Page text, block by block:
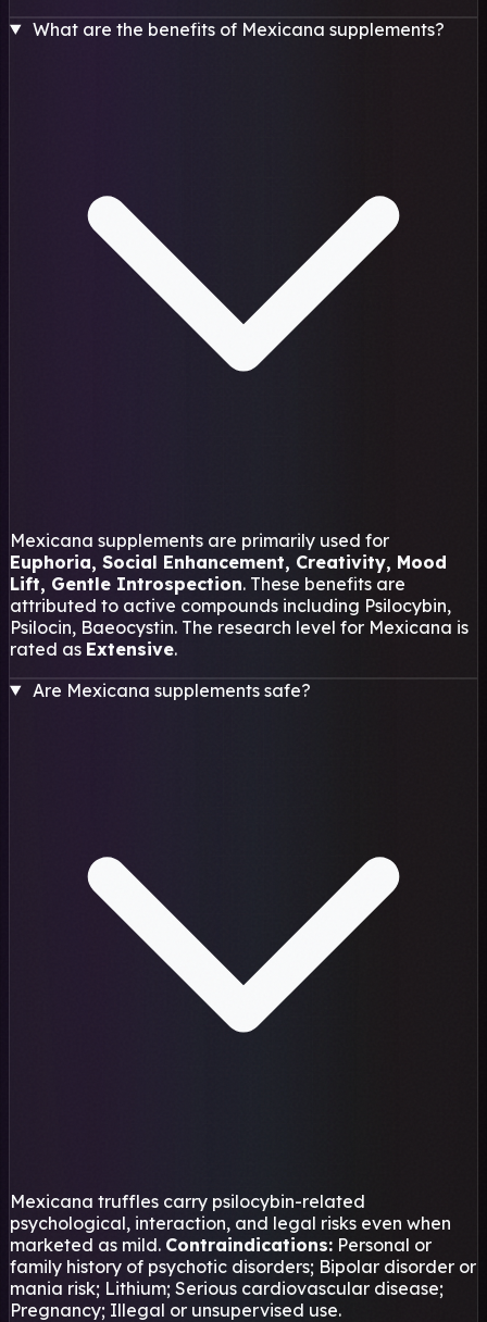
What are the benefits of Mexicana supplements?
Mexicana supplements are primarily used for
Euphoria, Social Enhancement, Creativity, Mood
Lift, Gentle Introspection. These benefits are
attributed to active compounds including Psilocybin,
Psilocin, Baeocystin. The research level for Mexicana is
rated as Extensive.
Are Mexicana supplements safe?
Mexicana truffles carry psilocybin-related
psychological, interaction, and legal risks even when
marketed as mild. Contraindications: Personal or
family history of psychotic disorders; Bipolar disorder or
mania risk; Lithium; Serious cardiovascular disease;
Pregnancy; Illegal or unsupervised use.